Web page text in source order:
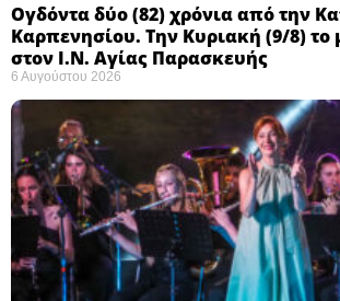
Ογδόντα δύο (82) χρόνια από την
Καρπενησίου. Την Κυριακή (9/8)
στον Ι.Ν. Αγίας Παρασκευής
6 Αυγούστου 2026